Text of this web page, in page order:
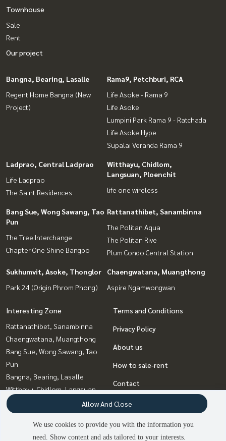
3 people are viewing
Townhouse
Sale
Rent
Our project
Bangna, Bearing, Lasalle
Regent Home Bangna (New
Project)
Rama9, Petchburi, RCA
Life Asoke - Rama 9
Life Asoke
Lumpini Park Rama 9 - Ratchada
Life Asoke Hype
Supalai Veranda Rama 9
Ladprao, Central Ladprao
Life Ladprao
The Saint Residences
Witthayu, Chidlom,
Langsuan, Ploenchit
life one wireless
Bang Sue, Wong Sawang, Tao
Pun
The Tree Interchange
Chapter One Shine Bangpo
Rattanathibet, Sanambinna
The Politan Aqua
The Politan Rive
Plum Condo Central Station
Sukhumvit, Asoke, Thonglor
Park 24 (Origin Phrom Phong)
Chaengwatana, Muangthong
Aspire Ngamwongwan
Interesting Zone
Rattanathibet, Sanambinna
Chaengwatana, Muangthong
Bang Sue, Wong Sawang, Tao
Pun
Bangna, Bearing, Lasalle
Witthayu, Chidlom, Langsuan,
Ploenchit
Sukhumvit, Asoke, Thonglor
Ladprao, Central Ladprao
Terms and Conditions
Privacy Policy
About us
How to sale-rent
Contact
We use cookies to provide you with the information you
need. Show content and ads tailored to your interests.
Allow And Close